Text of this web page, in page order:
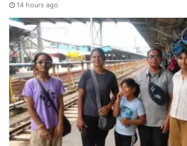
14 hours ago